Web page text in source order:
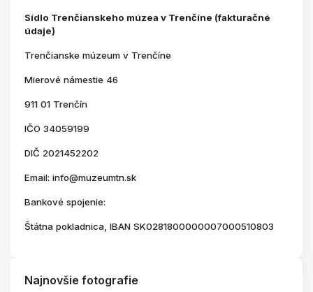
Sídlo Trenčianskeho múzea v Trenčíne (fakturačné
údaje)
Trenčianske múzeum v Trenčíne
Mierové námestie 46
911 01 Trenčín
IČO 34059199
DIČ 2021452202
Email: info@muzeumtn.sk
Bankové spojenie:
Štátna pokladnica, IBAN SK0281800000007000510803
Najnovšie fotografie